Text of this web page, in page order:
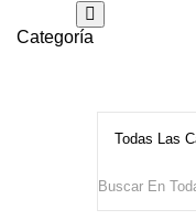
Categoría